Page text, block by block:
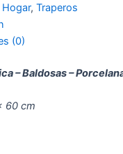
, Traperos
(0)
– Baldosas –
60 cm